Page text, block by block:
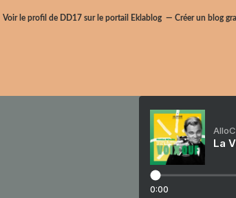
Voir le profil de DD17sur le portail Eklablog Créer un blog
La
0:00